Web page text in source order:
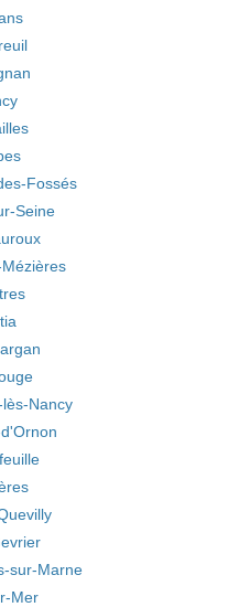
Fossés
Seine
Nancy
sur-Marne
Mer